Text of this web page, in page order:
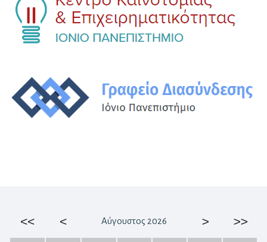
<< < Αύγουστος 2026 > >>